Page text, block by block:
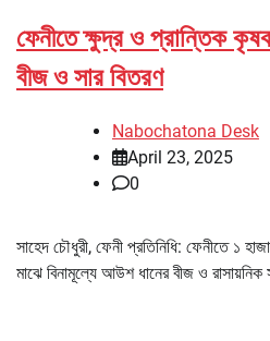
ফেনীতে ক্ষুদ্র ও প্রান্তিক
বীজ ও সার বিতরণ
Nabochatona Desk
April 23, 2025
0
সাহেদ চৌধুরী, ফেনী প্রতিনিধি: ফেনীতে ১
মাঝে বিনামূল্যে আউশ ধানের বীজ ও